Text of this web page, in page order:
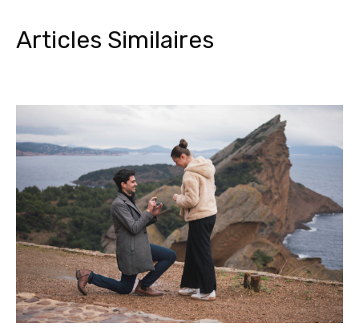
Articles Similaires